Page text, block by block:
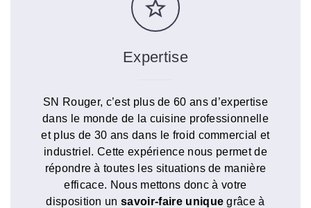
Expertise
SN Rouger, c’est plus de 60 ans d’expertise
dans le monde de la cuisine professionnelle
et plus de 30 ans dans le froid commercial et
industriel. Cette expérience nous permet de
répondre à toutes les situations de manière
efficace. Nous mettons donc à votre
disposition unsavoir-faire unique grâce à